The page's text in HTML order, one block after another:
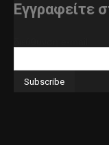
Εγγραφείτε